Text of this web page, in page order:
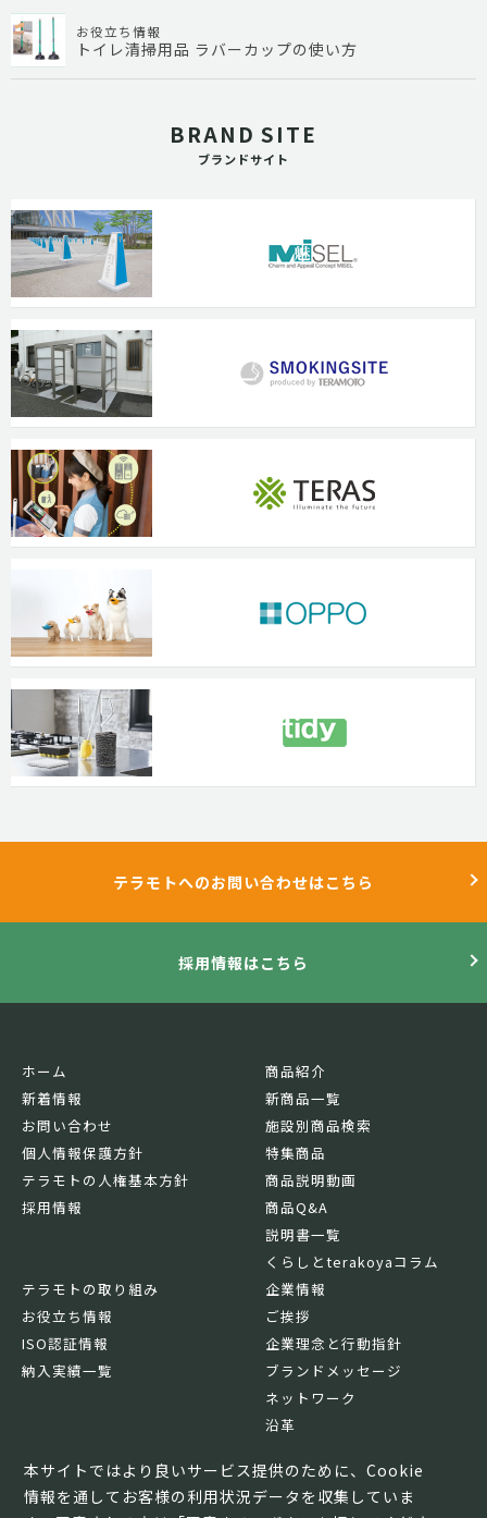
お役立ち情報
トイレ清掃用品 ラバーカップの使い方
BRAND SITE
ブランドサイト
本サイトではより良いサービス提供のために、Cookie
情報を通してお客様の利用状況データを収集していま
テラモトへのお問い合わせはこちら
採用情報はこちら
ホーム
新着情報
お問い合わせ
個人情報保護方針
テラモトの人権基本方針
採用情報
商品紹介
新商品一覧
施設別商品検索
特集商品
商品説明動画
商品Q&A
説明書一覧
くらしとterakoyaコラム
テラモトの取り組み
お役立ち情報
ISO認証情報
納入実績一覧
企業情報
ご挨拶
企業理念と行動指針
ブランドメッセージ
ネットワーク
沿革